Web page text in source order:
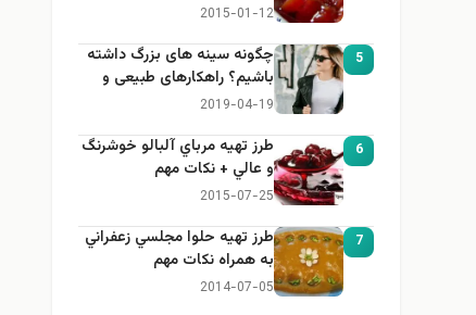
2015-01-12
5
چگونه سینه های بزرگ داشته
باشیم؟ راهکارهای طبیعی و
خانگی برای بزرگ کردن سینه
2019-04-19
6
طرز تهيه مرباي آلبالو خوشرنگ
و عالي + نكات مهم
2015-07-25
7
طرز تهيه حلوا مجلسي زعفراني
به همراه نكات مهم
2014-07-05